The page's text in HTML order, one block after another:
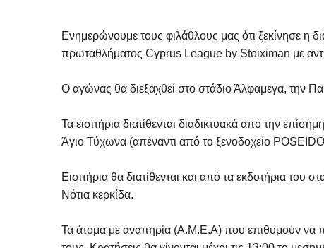
Ενημερώνουμε τους φιλάθλους μας ότι ξεκίνησε η
πρωταθλήματος Cyprus League by Stoiximan με
Ο αγώνας θα διεξαχθεί στο στάδιο Άλφαμεγα, την
Τα εισιτήρια διατίθενται διαδικτυακά από την
Άγιο Τύχωνα (απέναντι από το ξενοδοχείο
Εισιτήρια θα διατίθενται και από τα εκδοτήρια
Νότια κερκίδα.
Τα άτομα με αναπηρία (Α.Μ.Ε.Α) που επιθυμούν να